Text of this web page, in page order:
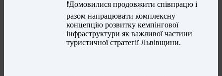
❗️Домовилися продовжити співпрацю і
разом напрацювати комплексну
концепцію розвитку кемпінгової
інфраструктури як важливої частини
туристичної стратегії Львівщини.